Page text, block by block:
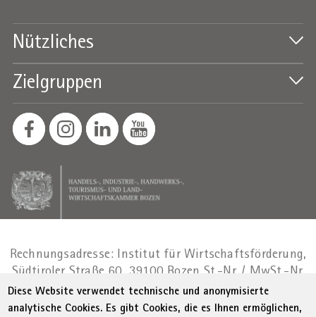
Nützliches
Zielgruppen
Rechnungsadresse: Institut für Wirtschaftsförderung,
Südtiroler Straße 60, 39100 Bozen St.-Nr. / MwSt.-Nr.
01716880214|administration-
as@bz.legalmail.camcom.it
Diese Website verwendet technische und anonymisierte
analytische Cookies. Es gibt Cookies, die es Ihnen ermöglichen,